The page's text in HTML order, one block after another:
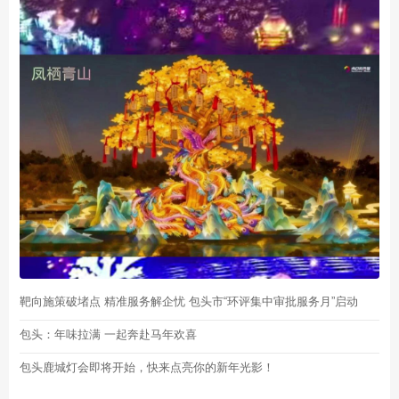
靶向施策破堵点 精准服务解企忧 包头市“环评集中审批服务月”启动
包头：年味拉满 一起奔赴马年欢喜
包头鹿城灯会即将开始，快来点亮你的新年光影！